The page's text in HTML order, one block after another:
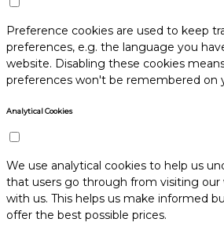
Preference cookies are used to keep
preferences, e.g. the language you
website. Disabling these cookies
preferences won't be remembered on
Analytical Cookies
We use analytical cookies to help us
that users go through from visiting
with us. This helps us make informed
offer the best possible prices.